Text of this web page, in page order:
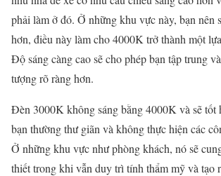
phải làm ở đó. Ở những khu vực này, bạn nên
hơn, điều này làm cho 4000K trở thành một
Độ sáng càng cao sẽ cho phép bạn tập trung
tượng rõ ràng hơn.
Đèn 3000K không sáng bằng 4000K và sẽ tốt
bạn thường thư giãn và không thực hiện các
Ở những khu vực như phòng khách, nó sẽ
thiết trong khi vẫn duy trì tính thẩm mỹ và tạo